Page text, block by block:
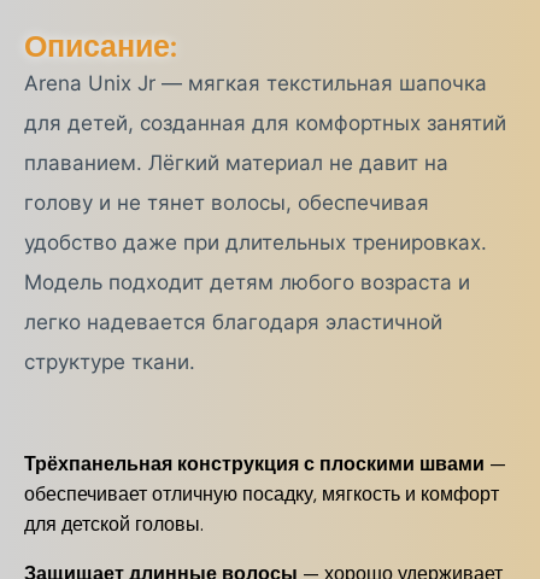
Описание:
Arena Unix Jr — мягкая текстильная шапочка
для детей, созданная для комфортных занятий
плаванием. Лёгкий материал не давит на
голову и не тянет волосы, обеспечивая
удобство даже при длительных тренировках.
Модель подходит детям любого возраста и
легко надевается благодаря эластичной
структуре ткани.
Трёхпанельная конструкция с плоскими швами —
обеспечивает отличную посадку, мягкость и комфорт
для детской головы.
Защищает длинные волосы — хорошо удерживает